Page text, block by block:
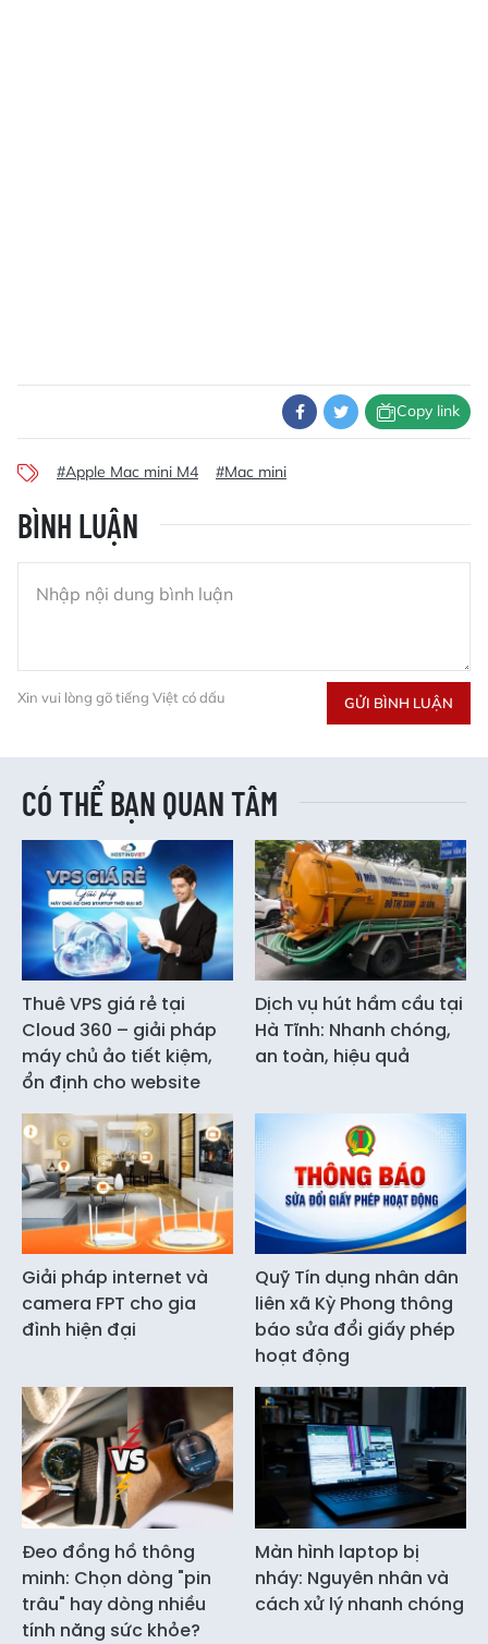
Copy link
#Apple Mac mini M4 #Mac mini
BÌNH LUẬN
Xin vui lòng gõ tiếng Việt có dấu GỬI BÌNH LUẬN
CÓ THỂ BẠN QUAN TÂM
Thuê VPS giá rẻ tại
Cloud 360 – giải pháp
máy chủ ảo tiết kiệm,
ổn định cho website
Dịch vụ hút hầm cầu tại
Hà Tĩnh: Nhanh chóng,
an toàn, hiệu quả
Giải pháp internet và
camera FPT cho gia
đình hiện đại
Quỹ Tín dụng nhân dân
liên xã Kỳ Phong thông
báo sửa đổi giấy phép
hoạt động
Đeo đồng hồ thông
minh: Chọn dòng "pin
trâu" hay dòng nhiều
tính năng sức khỏe?
Màn hình laptop bị
nháy: Nguyên nhân và
cách xử lý nhanh chóng